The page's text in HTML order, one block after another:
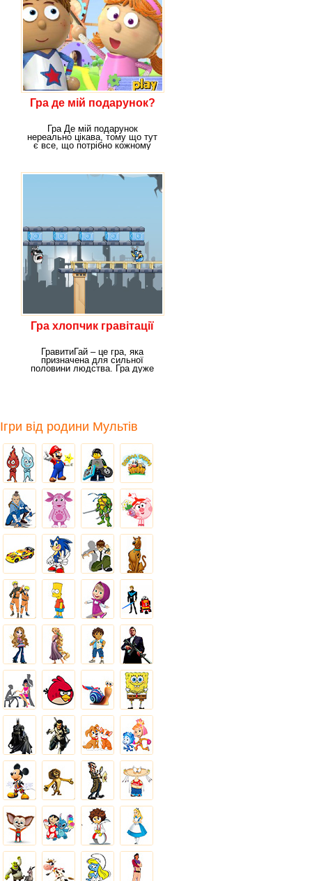
Гра де мій подарунок?
Гра Де мій подарунок
нереально цікава, тому що тут
є все, що потрібно кожному
Гра хлопчик гравітації
ГравитиГай – це гра, яка
призначена для сильної
половини людства. Гра дуже
Ігри від родини Мультів